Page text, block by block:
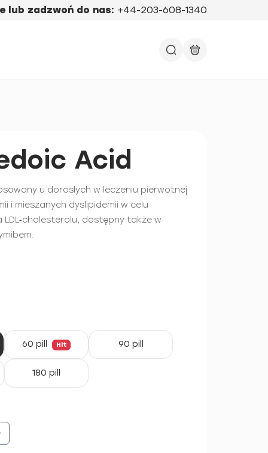
lub zadzwoń do nas: +44-203-608-1340
Acid
u dorosłych w leczeniu pierwotnej
i mieszanych dyslipidemii w celu
LDL‑cholesterolu, dostępny także w
60 pill Hit 90 pill
180 pill